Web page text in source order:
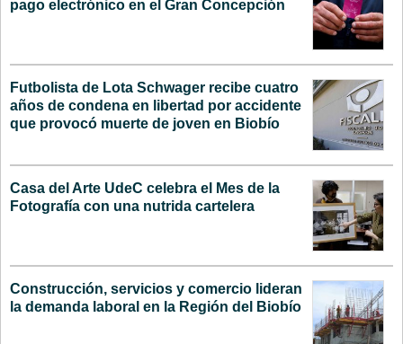
pago electrónico en el Gran Concepción
Futbolista de Lota Schwager recibe cuatro
años de condena en libertad por accidente
que provocó muerte de joven en Biobío
Casa del Arte UdeC celebra el Mes de la
Fotografía con una nutrida cartelera
Construcción, servicios y comercio lideran
la demanda laboral en la Región del Biobío